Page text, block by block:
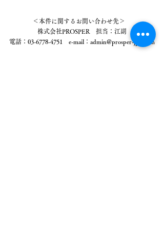
＜本件に関するお問い合わせ先＞
株式会社PROSPER　担当：江副
電話：03-6778-4751　e-mail：admin@prosper-jpn.com